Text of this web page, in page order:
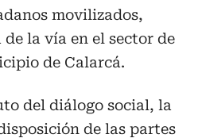
movilizados,
la vía en el sector de
de Calarcá.
del diálogo social, la
de las partes